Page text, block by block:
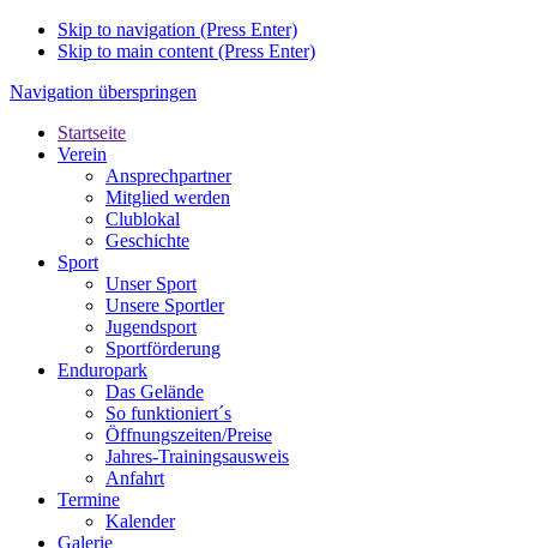
Skip to navigation (Press Enter)
Skip to main content (Press Enter)
Navigation überspringen
Startseite
Verein
Ansprechpartner
Mitglied werden
Clublokal
Geschichte
Sport
Unser Sport
Unsere Sportler
Jugendsport
Sportförderung
Enduropark
Das Gelände
So funktioniert´s
Öffnungszeiten/Preise
Jahres-Trainingsausweis
Anfahrt
Termine
Kalender
Galerie